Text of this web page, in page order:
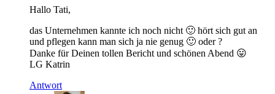
Hallo Tati,
das Unternehmen kannte ich noch nicht 🙂 hört sich gut an
und pflegen kann man sich ja nie genug 🙂 oder ?
Danke für Deinen tollen Bericht und schönen Abend 😛
LG Katrin
Antwort